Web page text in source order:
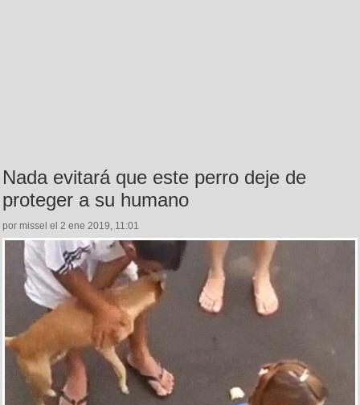
Nada evitará que este perro deje de
proteger a su humano
por missel el 2 ene 2019, 11:01